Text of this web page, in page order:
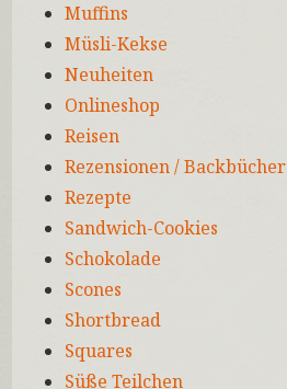
Muffins
Müsli-Kekse
Neuheiten
Onlineshop
Reisen
Rezensionen / Backbücher
Rezepte
Sandwich-Cookies
Schokolade
Scones
Shortbread
Squares
Süße Teilchen